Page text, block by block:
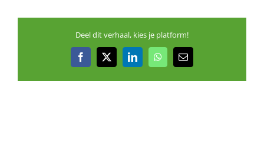
Deel dit verhaal, kies je platform!
Facebook
X LinkedInWhatsApp
E-